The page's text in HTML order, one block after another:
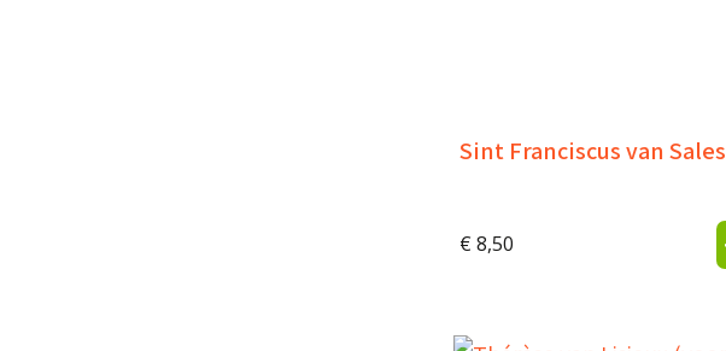
Sint Franciscus van Sales
€ 8,50